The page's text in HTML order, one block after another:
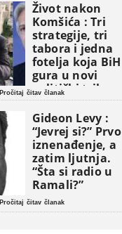
Život nakon
Komšića : Tri
strategije, tri
tabora i jedna
fotelja koja BiH
gura u novi
politički triler
Pročitaj čitav članak
Gideon Levy :
“Jevrej si?” Prvo
iznenađenje, a
zatim ljutnja.
“Šta si radio u
Ramali?”
Pročitaj čitav članak